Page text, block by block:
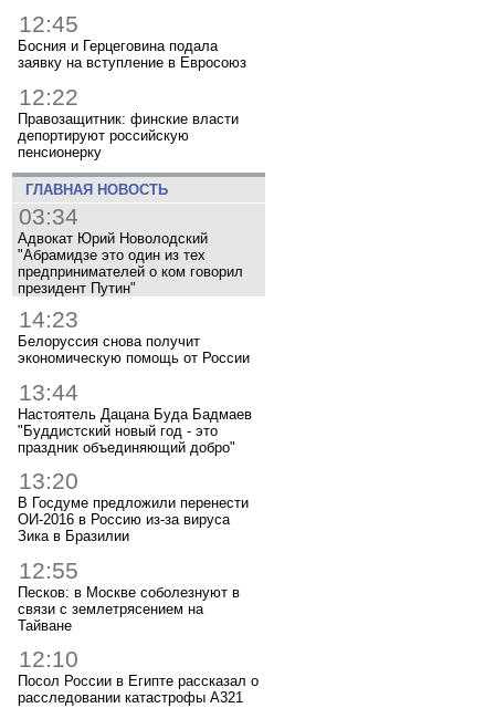
12:45
Босния и Герцеговина подала
заявку на вступление в Евросоюз
12:22
Правозащитник: финские власти
депортируют российскую
пенсионерку
ГЛАВНАЯ НОВОСТЬ
03:34
Адвокат Юрий Новолодский
"Абрамидзе это один из тех
предпринимателей о ком говорил
президент Путин"
14:23
Белоруссия снова получит
экономическую помощь от России
13:44
Настоятель Дацана Буда Бадмаев
"Буддистский новый год - это
праздник объединяющий добро"
13:20
В Госдуме предложили перенести
ОИ-2016 в Россию из-за вируса
Зика в Бразилии
12:55
Песков: в Москве соболезнуют в
связи с землетрясением на
Тайване
12:10
Посол России в Египте рассказал о
расследовании катастрофы A321